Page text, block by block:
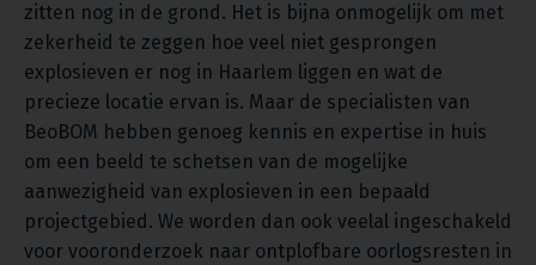
zitten nog in de grond. Het is bijna onmogelijk om met
zekerheid te zeggen hoe veel niet gesprongen
explosieven er nog in Haarlem liggen en wat de
precieze locatie ervan is. Maar de specialisten van
BeoBOM hebben genoeg kennis en expertise in huis
om een beeld te schetsen van de mogelijke
aanwezigheid van explosieven in een bepaald
projectgebied. We worden dan ook veelal ingeschakeld
voor vooronderzoek naar ontplofbare oorlogsresten in